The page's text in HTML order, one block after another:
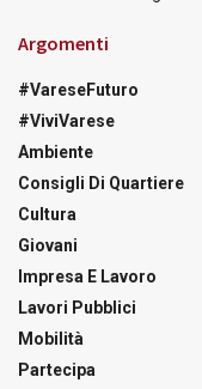
Argomenti
#VareseFuturo
#ViviVarese
Ambiente
Consigli Di Quartiere
Cultura
Giovani
Impresa E Lavoro
Lavori Pubblici
Mobilità
Partecipa